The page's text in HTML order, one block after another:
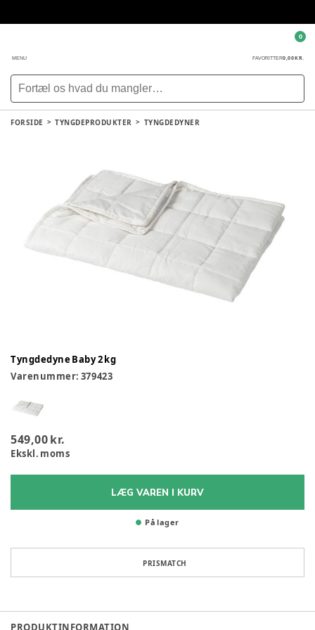
MENU FAVORITTER0,00 KR.
0
FORSIDE TYNGDEPRODUKTER TYNGDEDYNER
Tyngdedyne Baby 2 kg
Varenummer: 379423
549,00 kr.
Ekskl. moms
LÆG VAREN I KURV
På lager
PRISMATCH
PRODUKTINFORMATION